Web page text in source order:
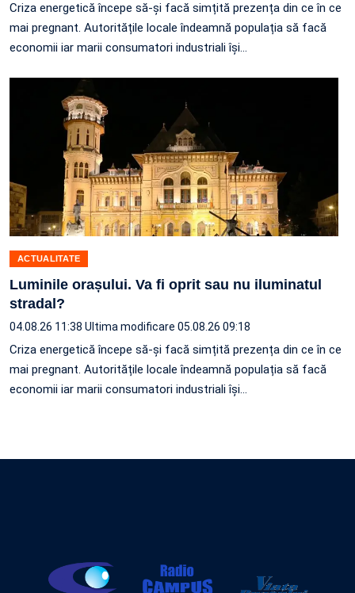
Criza energetică începe să-și facă simțită prezența din ce în ce
mai pregnant. Autoritățile locale îndeamnă populația să facă
economii iar marii consumatori industriali își…
ACTUALITATE
Luminile orașului. Va fi oprit sau nu iluminatul
stradal?
04.08.26 11:38 Ultima modificare 05.08.26 09:18
Criza energetică începe să-și facă simțită prezența din ce în ce
mai pregnant. Autoritățile locale îndeamnă populația să facă
economii iar marii consumatori industriali își…